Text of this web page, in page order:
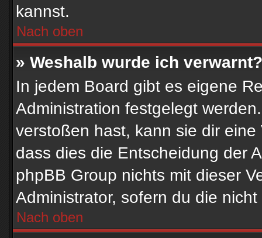
kannst.
Nach oben
» Weshalb wurde ich verwarnt?
In jedem Board gibt es eigene
Administration festgelegt
verstoßen hast, kann sie dir
dass dies die Entscheidung der
phpBB Group nichts mit dieser
Administrator, sofern du die
Nach oben